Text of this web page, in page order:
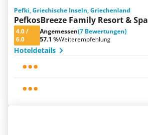
Pefki, Griechische Inseln, Griechenland
PefkosBreeze Family Resort & Spa
4.0/
6.0
Angemessen(7 Bewertungen)
57.1 %Weiterempfehlung
Hoteldetails